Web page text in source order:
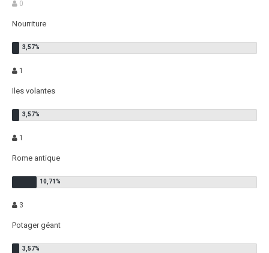
0
Nourriture
1
Iles volantes
1
Rome antique
3
Potager géant